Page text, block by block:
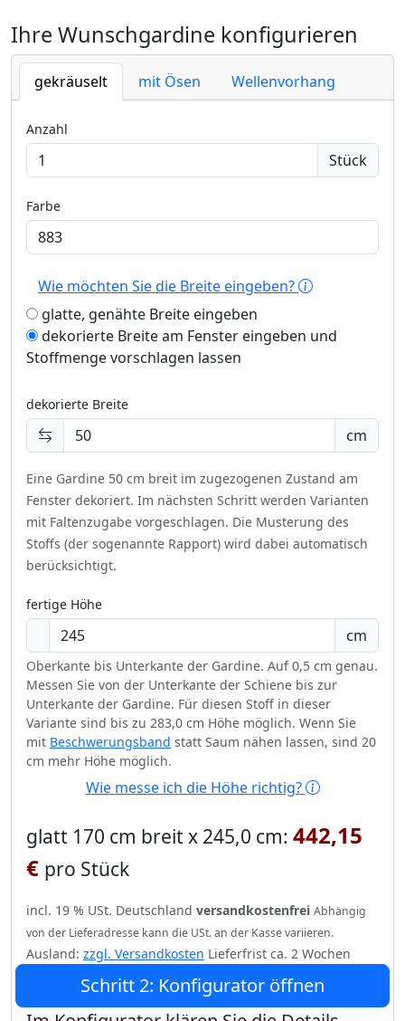
Ihre Wunschgardine konfigurieren
gekräuselt mit Ösen Wellenvorhang
Anzahl
Stück
Farbe
Wie möchten Sie die Breite eingeben?
glatte, genähte Breite eingeben
dekorierte Breite am Fenster eingeben und
Stoffmenge vorschlagen lassen
dekorierte Breite
cm
Eine Gardine 50 cm breit im zugezogenen Zustand am
Fenster dekoriert. Im nächsten Schritt werden Varianten
mit Faltenzugabe vorgeschlagen. Die Musterung des
Stoffs (der sogenannte Rapport) wird dabei automatisch
berücksichtigt.
fertige Höhe
cm
Oberkante bis Unterkante der Gardine. Auf 0,5 cm genau.
Messen Sie von der Unterkante der Schiene bis zur
Unterkante der Gardine. Für diesen Stoff in dieser
Variante sind bis zu 283,0 cm Höhe möglich. Wenn Sie
mit Beschwerungsband statt Saum nähen lassen, sind 20
cm mehr Höhe möglich.
Wie messe ich die Höhe richtig?
glatt 170 cm breit x 245,0 cm: 442,15
€ pro Stück
incl. 19 % USt. Deutschland versandkostenfrei Abhängig
von der Lieferadresse kann die USt. an der Kasse variieren.
Ausland: zzgl. Versandkosten Lieferfrist ca. 2 Wochen
Schritt 2: Konfigurator öffnen